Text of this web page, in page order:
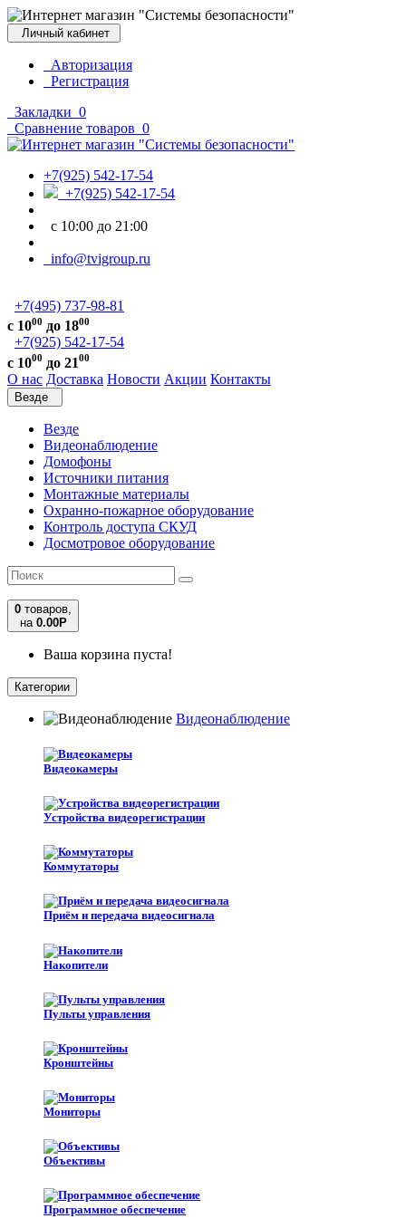
Личный кабинет
Авторизация
Регистрация
Закладки 0
Сравнение товаров 0
+7(925) 542-17-54
+7(925) 542-17-54
с 10:00 до 21:00
info@tvigroup.ru
+7(495) 737-98-81
с 1000 до 1800
+7(925) 542-17-54
с 1000 до 2100
О нас Доставка Новости Акции Контакты
Везде
Везде
Видеонаблюдение
Домофоны
Источники питания
Монтажные материалы
Охранно-пожарное оборудование
Контроль доступа СКУД
Досмотровое оборудование
0 товаров,
на 0.00Р
Ваша корзина пуста!
Категории
Видеонаблюдение
Видеокамеры
Устройства видеорегистрации
Коммутаторы
Приём и передача видеосигнала
Накопители
Пульты управления
Кронштейны
Мониторы
Объективы
Программное обеспечение